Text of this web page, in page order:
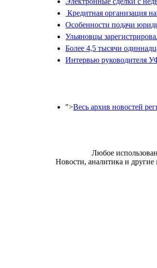
Кредитная организация
Особенности подачи
Ульяновцы
Более 4,5 тысячи
Интервью руководителя
">Весь архив новостей
Любое
Новости, аналитика и